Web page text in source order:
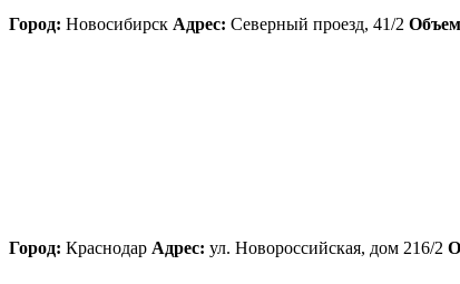
Город: Новосибирск Адрес: Северный проезд, 41/2
Город: Краснодар Адрес: ул. Новороссийская, дом 216/2